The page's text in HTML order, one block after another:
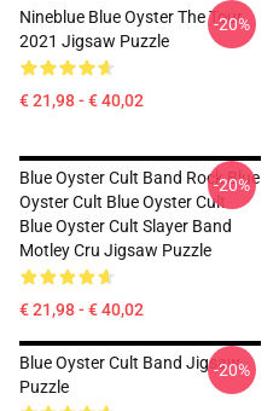
Nineblue Blue Oyster The Tour
2021 Jigsaw Puzzle
€ 21,98 - € 40,02
-20%
Blue Oyster Cult Band Rock Blue
Oyster Cult Blue Oyster Cult
Blue Oyster Cult Slayer Band
Motley Cru Jigsaw Puzzle
€ 21,98 - € 40,02
-20%
Blue Oyster Cult Band Jigsaw
Puzzle
-20%